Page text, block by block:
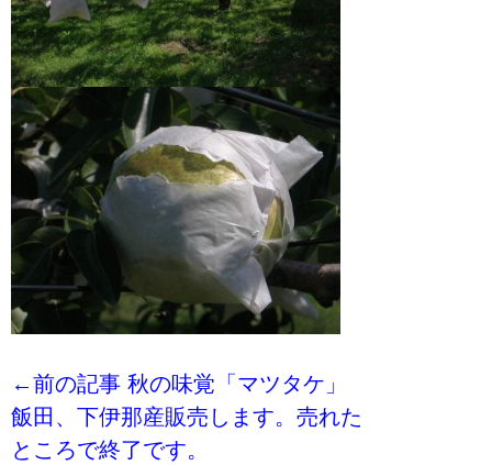
←前の記事 秋の味覚「マツタケ」
飯田、下伊那産販売します。売れた
ところで終了です。